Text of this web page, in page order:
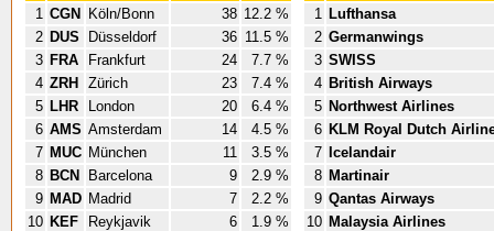
1 CGN Köln/Bonn 38 12.2 %
2 DUS Düsseldorf 36 11.5 %
3 FRA Frankfurt 24
7.7 %
4 ZRH Zürich 23
7.4 %
5 LHR London 20
6.4 %
6 AMS Amsterdam 14
4.5 %
7 MUC München 11
3.5 %
8 BCN Barcelona 9
2.9 %
9 MAD Madrid 7
2.2 %
10 KEF Reykjavik 6 1.9 %
1 Lufthansa
2 Germanwings
3 SWISS
4 British Airways
5 Northwest Airlines
6 KLM Royal Dutch
7
Icelandair
8 Martinair
9 Qantas Airways
10 Malaysia Airlines